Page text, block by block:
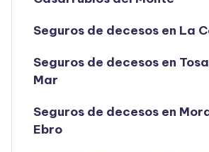
Seguros de decesos en La
Seguros de decesos en
Mar
Seguros de decesos en
Ebro